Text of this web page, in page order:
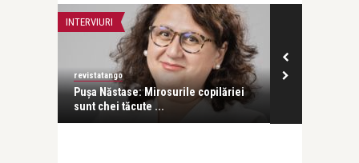
Mirosurile copilăriei
INTERVIURI
revistatango
Ani Crețu: Sunt egală cu orice alt
cu orice altă ...